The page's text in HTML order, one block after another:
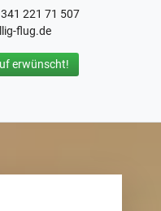
341 221 71 507
flug.de
erwünscht!